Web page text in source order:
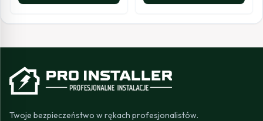
Twoje bezpieczeństwo w rękach profesjonalistów.